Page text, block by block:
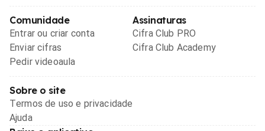
Comunidade
Entrar ou criar conta
Enviar cifras
Pedir videoaula
Assinaturas
Cifra Club PRO
Cifra Club Academy
Sobre o site
Termos de uso e privacidade
Ajuda